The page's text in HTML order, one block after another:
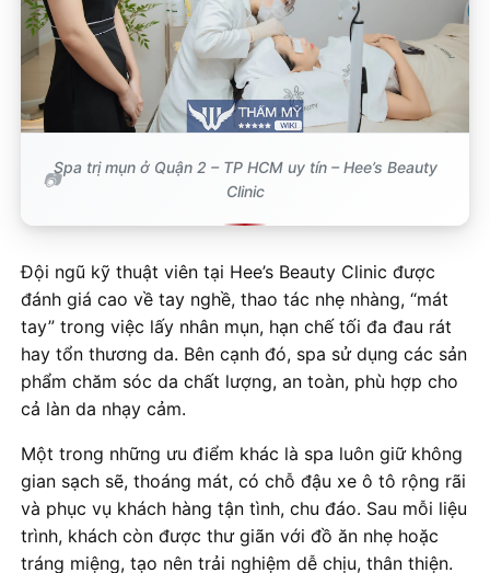
Spa trị mụn ở Quận 2 – TP HCM uy tín – Hee’s Beauty
Clinic
Đội ngũ kỹ thuật viên tại Hee’s Beauty Clinic được
đánh giá cao về tay nghề, thao tác nhẹ nhàng, “mát
tay” trong việc lấy nhân mụn, hạn chế tối đa đau rát
hay tổn thương da. Bên cạnh đó, spa sử dụng các sản
phẩm chăm sóc da chất lượng, an toàn, phù hợp cho
cả làn da nhạy cảm.
Một trong những ưu điểm khác là spa luôn giữ không
gian sạch sẽ, thoáng mát, có chỗ đậu xe ô tô rộng rãi
và phục vụ khách hàng tận tình, chu đáo. Sau mỗi liệu
trình, khách còn được thư giãn với đồ ăn nhẹ hoặc
tráng miệng, tạo nên trải nghiệm dễ chịu, thân thiện.